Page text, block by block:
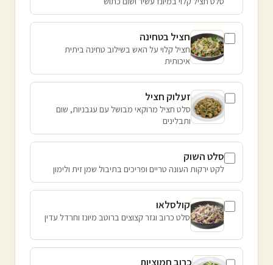
חציל בטחינה
חציל קלוי על האש בשילוב טחינה ביתית
איכותית
זעלוק חציל
סלט חציל מרוקאי מבושל עם עגבניות, שום
ותבלינים
סלט השוק
לקט ירקות העונה טריים ופריכים בתיבול שמן זית ולימון
קולסלאו
סלט כרוב וגזר קצוצים ברוטב מיונז וחרדל עדין
כרוב חמוציות